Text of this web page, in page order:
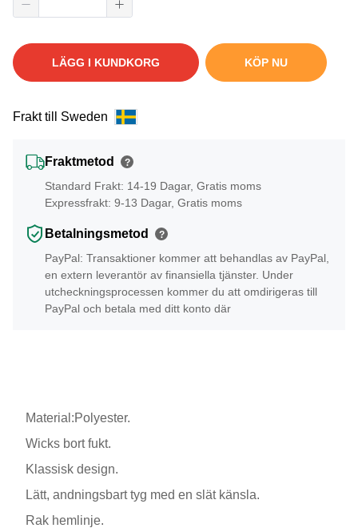
LÄGG I KUNDKORG KÖP NU
Frakt till Sweden
Fraktmetod ?
Standard Frakt: 14-19 Dagar, Gratis moms
Expressfrakt: 9-13 Dagar, Gratis moms
Betalningsmetod ?
PayPal: Transaktioner kommer att behandlas av PayPal,
en extern leverantör av finansiella tjänster. Under
utcheckningsprocessen kommer du att omdirigeras till
PayPal och betala med ditt konto där
Material:Polyester.
Wicks bort fukt.
Klassisk design.
Lätt, andningsbart tyg med en slät känsla.
Rak hemlinje.